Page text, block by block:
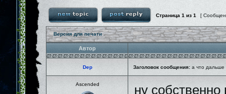
Страница 1 из 1 [
Версия для печати
Автор
Dep Заголовок сообщения: а что дальше
Ascended ну собственно